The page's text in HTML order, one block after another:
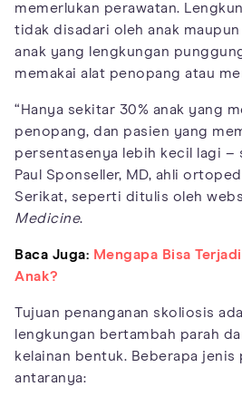
memerlukan perawatan.
tidak disadari oleh anak
anak yang lengkungan
memakai alat penopang atau
“Hanya sekitar 30% anak yang
penopang, dan pasien yang
persentasenya lebih kecil lagi –
Paul Sponseller, MD, ahli
Serikat, seperti ditulis oleh
Medicine.
Baca Juga: Mengapa Bisa
Anak?
Tujuan penanganan skoliosis
lengkungan bertambah parah
kelainan bentuk. Beberapa jenis
antaranya: